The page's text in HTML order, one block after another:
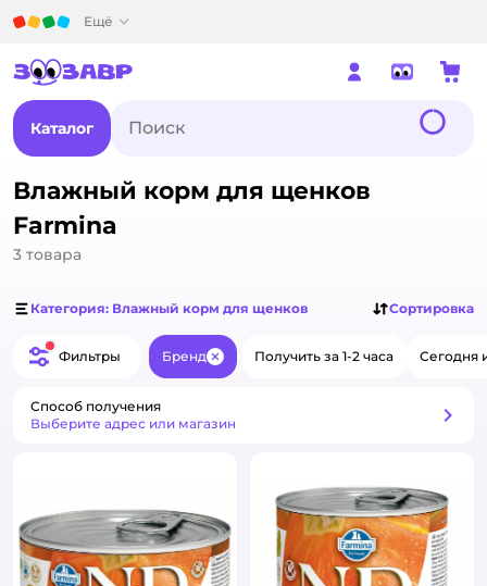
Ещё
Каталог
Влажный корм для щенков
Farmina
3 товара
Категория: Влажный корм для щенков Сортировка
Фильтры Бренд ЗакрытьПолучить за 1-2 часа Сегодня
Способ получения
Выберите адрес или магазин